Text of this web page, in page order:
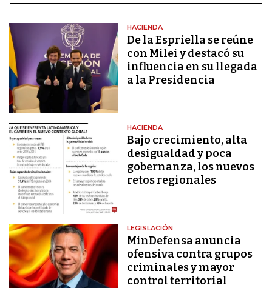
HACIENDA
De la Espriella se reúne
con Milei y destacó su
influencia en su llegada
a la Presidencia
HACIENDA
Bajo crecimiento, alta
desigualdad y poca
gobernanza, los nuevos
retos regionales
LEGISLACIÓN
MinDefensa anuncia
ofensiva contra grupos
criminales y mayor
control territorial